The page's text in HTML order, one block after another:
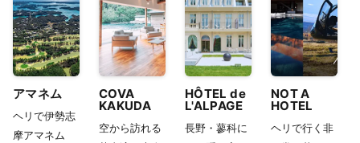
アマネム
ヘリで伊勢志
摩アマネム
COVA
KAKUDA
空から訪れる
HÔTEL de
L'ALPAGE
長野・蓼科に
NOT A
HOTEL
ヘリで行く非